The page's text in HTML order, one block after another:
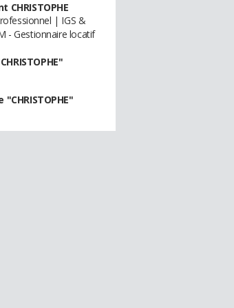
CHRISTOPHE
| IGS &
- Gestionnaire locatif
"CHRISTOPHE"